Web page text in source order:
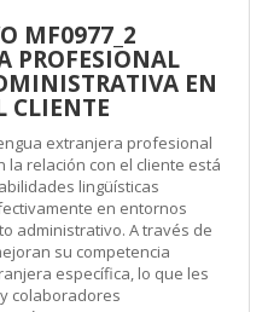
MF0977_2
PROFESIONAL
EN
CLIENTE
extranjera profesional
relación con el cliente está
lingüísticas
en entornos
administrativo. A través de
su competencia
específica, lo que les
colaboradores